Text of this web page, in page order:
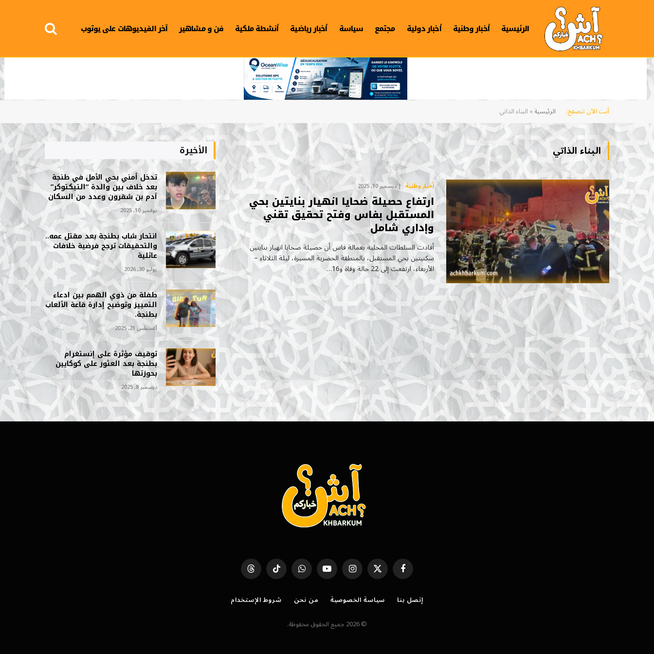
الرئيسية أخبار وطنية أخبار دولية مجتمع سياسة أخبار رياضية أنشطة ملكية فن و مشاهير آخر الفيديوهات على يوتوب
أنت الآن تتصفح: الرئيسية»البناء الذاتي
البناء الذاتي
أخبار وطنية ديسمبر 10, 2025
ارتفاع حصيلة ضحايا انهيار بنايتين بحي
المستقبل بفاس وفتح تحقيق تقني
وإداري شامل
أفادت السلطات المحلية بعمالة فاس أن حصيلة ضحايا انهيار بنايتين
سكنيتين بحي المستقبل، بالمنطقة الحضرية المسيرة، ليلة الثلاثاء –
الأربعاء، ارتفعت إلى 22 حالة وفاة و16…
الأخيرة
تدخل أمني بحي الأمل في طنجة
بعد خلاف بين والدة “التيكتوكر”
آدم بن شقرون وعدد من السكان
نوفمبر 10, 2025
انتحار شاب بطنجة بعد مقتل عمه..
والتحقيقات ترجح فرضية خلافات
عائلية
يوليو 30, 2026
طفلة من ذوي الهمم بين ادعاء
التمييز وتوضيح إدارة قاعة الألعاب
بطنجة.
أغسطس 21, 2025
توقيف مؤثرة على إنستغرام
بطنجة بعد العثور على كوكايين
بحوزتها
ديسمبر 8, 2025
فيسبوك X
(Twitter)
الانستغراميوتيوب واتساب تيكتوك Threads
إتصل بنا سياسة الخصوصية من نحن
شروط الإستخدام
© 2026 جميع الحقوق محفوظة.